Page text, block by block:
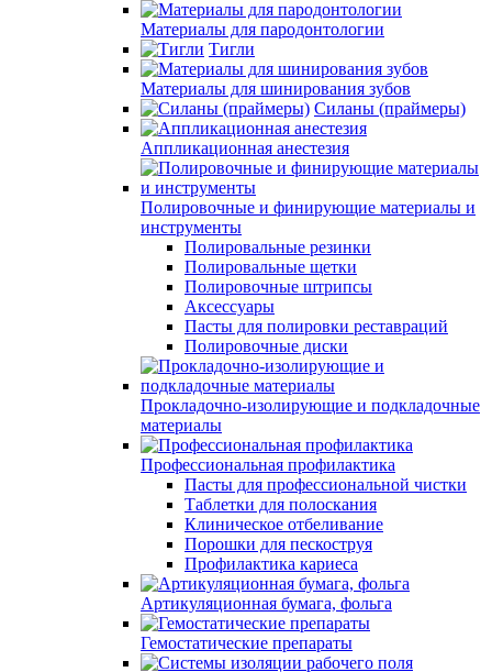
Материалы для пародонтологии
Тигли
Материалы для шинирования зубов
Силаны (праймеры)
Аппликационная анестезия
Полировочные и финирующие материалы и
инструменты
Полировальные резинки
Полировальные щетки
Полировочные штрипсы
Аксессуары
Пасты для полировки реставраций
Полировочные диски
Прокладочно-изолирующие и подкладочные
материалы
Профессиональная профилактика
Пасты для профессиональной чистки
Таблетки для полоскания
Клиническое отбеливание
Порошки для пескоструя
Профилактика кариеса
Артикуляционная бумага, фольга
Гемостатические препараты